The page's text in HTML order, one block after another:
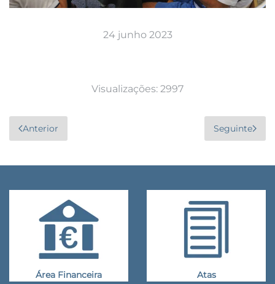
24 junho 2023
Visualizações: 2997
Anterior Seguinte
Área Financeira Atas